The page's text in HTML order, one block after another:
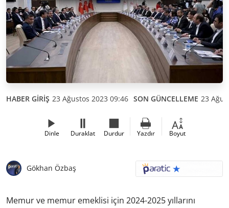
HABER GİRİŞ 23 Ağustos 2023 09:46 SON GÜNCELLEME 23
Dinle Duraklat Durdur Yazdır Boyut
Gökhan Özbaş
Memur ve memur emeklisi için 2024-2025 yıllarını